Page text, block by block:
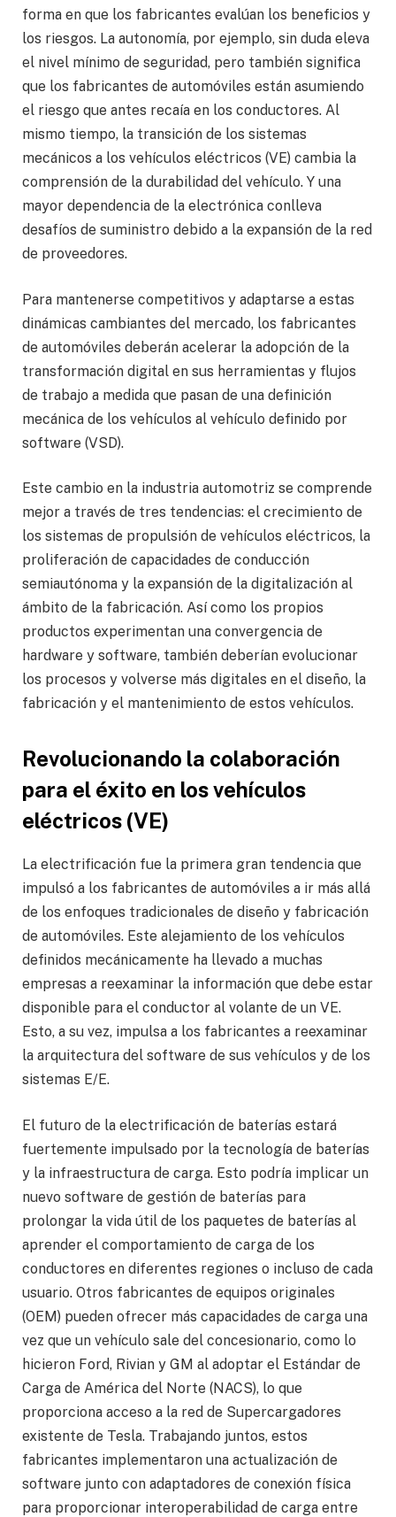
forma en que los fabricantes evalúan los beneficios y
los riesgos. La autonomía, por ejemplo, sin duda eleva
el nivel mínimo de seguridad, pero también significa
que los fabricantes de automóviles están asumiendo
el riesgo que antes recaía en los conductores. Al
mismo tiempo, la transición de los sistemas
mecánicos a los vehículos eléctricos (VE) cambia la
comprensión de la durabilidad del vehículo. Y una
mayor dependencia de la electrónica conlleva
desafíos de suministro debido a la expansión de la red
de proveedores.
Para mantenerse competitivos y adaptarse a estas
dinámicas cambiantes del mercado, los fabricantes
de automóviles deberán acelerar la adopción de la
transformación digital en sus herramientas y flujos
de trabajo a medida que pasan de una definición
mecánica de los vehículos al vehículo definido por
software (VSD).
Este cambio en la industria automotriz se comprende
mejor a través de tres tendencias: el crecimiento de
los sistemas de propulsión de vehículos eléctricos, la
proliferación de capacidades de conducción
semiautónoma y la expansión de la digitalización al
ámbito de la fabricación. Así como los propios
productos experimentan una convergencia de
hardware y software, también deberían evolucionar
los procesos y volverse más digitales en el diseño, la
fabricación y el mantenimiento de estos vehículos.
Revolucionando la colaboración
para el éxito en los vehículos
eléctricos (VE)
La electrificación fue la primera gran tendencia que
impulsó a los fabricantes de automóviles a ir más allá
de los enfoques tradicionales de diseño y fabricación
de automóviles. Este alejamiento de los vehículos
definidos mecánicamente ha llevado a muchas
empresas a reexaminar la información que debe estar
disponible para el conductor al volante de un VE.
Esto, a su vez, impulsa a los fabricantes a reexaminar
la arquitectura del software de sus vehículos y de los
sistemas E/E.
El futuro de la electrificación de baterías estará
fuertemente impulsado por la tecnología de baterías
y la infraestructura de carga. Esto podría implicar un
nuevo software de gestión de baterías para
prolongar la vida útil de los paquetes de baterías al
aprender el comportamiento de carga de los
conductores en diferentes regiones o incluso de cada
usuario. Otros fabricantes de equipos originales
(OEM) pueden ofrecer más capacidades de carga una
vez que un vehículo sale del concesionario, como lo
hicieron Ford, Rivian y GM al adoptar el Estándar de
Carga de América del Norte (NACS), lo que
proporciona acceso a la red de Supercargadores
existente de Tesla. Trabajando juntos, estos
fabricantes implementaron una actualización de
software junto con adaptadores de conexión física
para proporcionar interoperabilidad de carga entre